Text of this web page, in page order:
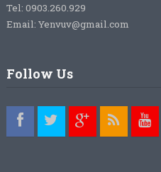
Tel: 0903.260.929
Email: Yenvuv@gmail.com
Follow Us